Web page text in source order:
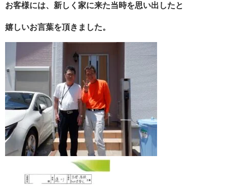
お客様には、新しく家に来た当時を思い出したと
嬉しいお言葉を頂きました。